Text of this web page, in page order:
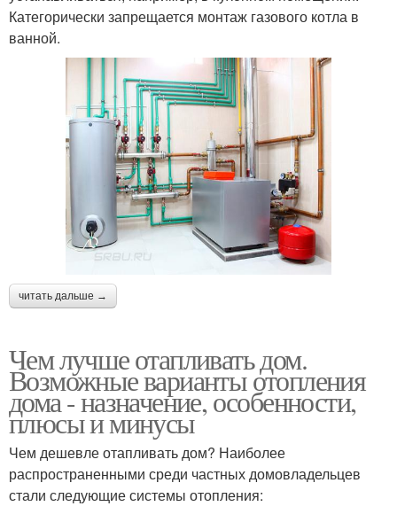
Категорически запрещается монтаж газового котла в
ванной.
читать дальше →
Чем лучше отапливать дом.
Возможные варианты отопления
дома - назначение, особенности,
плюсы и минусы
Чем дешевле отапливать дом? Наиболее
распространенными среди частных домовладельцев
стали следующие системы отопления: